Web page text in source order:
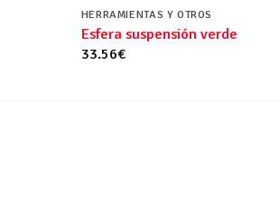
HERRAMIENTAS Y OTROS
Esfera suspensión verde
33.56€